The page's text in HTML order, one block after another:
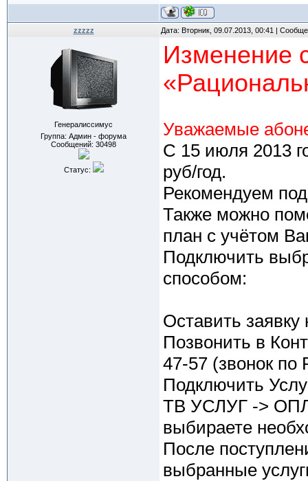
zzzzz Дата: Вторник, 09.07.2013, 00:41 |
Генералиссимус
Группа: Админ - форума
Сообщений: 30498
Статус:
Изменение
Уважаемые
С 15 июля 2013
руб/год.
Рекомендуем
Также можно
план с учётом
Подключить
способом:
Оставить
Позвонить в
47-57 (звонок
Подключить
ТВ УСЛУГ ->
выбираете
После
выбранные